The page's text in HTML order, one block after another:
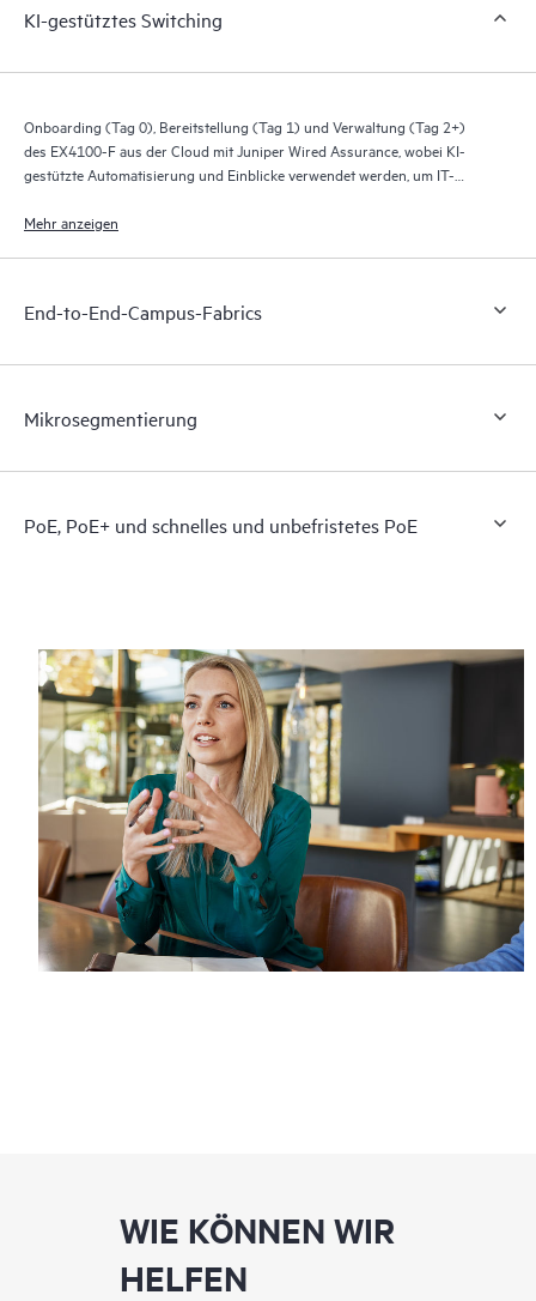
KI-gestütztes Switching
Onboarding (Tag 0), Bereitstellung (Tag 1) und Verwaltung (Tag 2+)
des EX4100-F aus der Cloud mit Juniper Wired Assurance, wobei KI-
gestützte Automatisierung und Einblicke verwendet werden, um IT-
Erfahrungen zu bieten.
Mehr anzeigen
End-to-End-Campus-Fabrics
Mikrosegmentierung
PoE, PoE+ und schnelles und unbefristetes PoE
WIE KÖNNEN WIR
HELFEN